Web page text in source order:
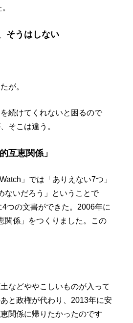
そうはしない
が。
続けてくれないと困るので
そこは違う。
互恵関係」
」では「ありえない7つ」
ないだろう」ということで
つの文書ができた。2006年に
関係」をつくりました。この
などややこしいものが入って
と政権が代わり、2013年に安
関係に帰りたかったのです